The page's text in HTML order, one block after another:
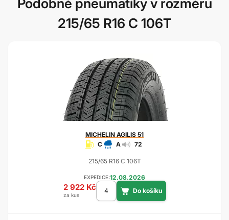
Podobné pneumatiky v rozměru
215/65 R16 C 106T
MICHELIN AGILIS 51
C
A 72
215/65 R16 C 106T
EXPEDICE:12.08.2026
2 922 Kč
za kus